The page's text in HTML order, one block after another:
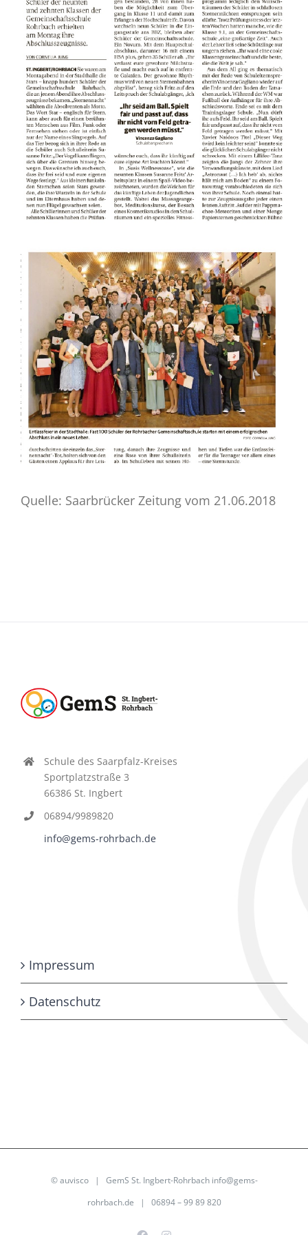
Eltern
Schulstore
Gemsi BLOG
Quelle: Saarbrücker Zeitung vom 21.06.2018
Schule des Saarpfalz-Kreises
Sportplatzstraße 3
66386 St. Ingbert
06894/9989820
info@gems-rohrbach.de
Impressum
Datenschutz
©auvisco| GemS St. Ingbert-Rohrbach info@gems-
rohrbach.de | 06894 – 99 89 820